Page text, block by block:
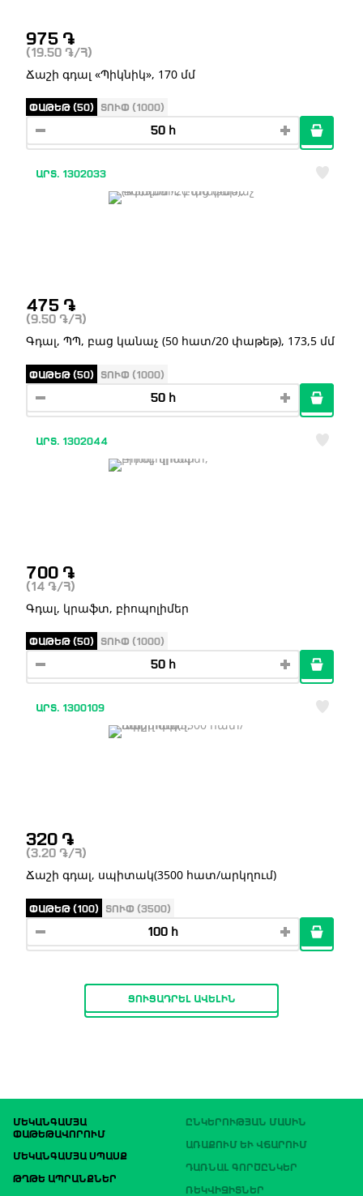
975 ֏
(19.50 ֏ /Հ)
Ճաշի գդալ «Պիկնիկ», 170 մմ
ՓԱԹԵԹ (50) ՏՈՒՓ (1000)
ԱՐՏ. 1302033
475 ֏
(9.50 ֏ /Հ)
Գդալ, ՊՊ, բաց կանաչ (50 հատ/20 փաթեթ), 173,5 մմ
ՓԱԹԵԹ (50) ՏՈՒՓ (1000)
ԱՐՏ. 1302044
700 ֏
(14 ֏ /Հ)
Գդալ, կրաֆտ, բիոպոլիմեր
ՓԱԹԵԹ (50) ՏՈՒՓ (1000)
ԱՐՏ. 1300109
320 ֏
(3.20 ֏ /Հ)
Ճաշի գդալ, սպիտակ(3500 հատ/արկղում)
ՓԱԹԵԹ (100) ՏՈՒՓ (3500)
ՑՈՒՑԱԴՐԵԼ ԱՎԵԼԻՆ
ՄԵԿԱՆԳԱՄՅԱ
ՓԱԹԵԹԱՎՈՐՈՒՄ
ՄԵԿԱՆԳԱՄՅԱ ՍՊԱՍՔ
ԹՂԹԵ ԱՊՐԱՆՔՆԵՐ
ԸՆԿԵՐՈՒԹՅԱՆ ՄԱՍԻՆ
ԱՌԱՔՈՒՄ ԵՒ ՎՃԱՐՈՒՄ
ԴԱՌՆԱԼ ԳՈՐԾԸՆԿԵՐ
ՌԵԿՎԻԶԻՏՆԵՐ